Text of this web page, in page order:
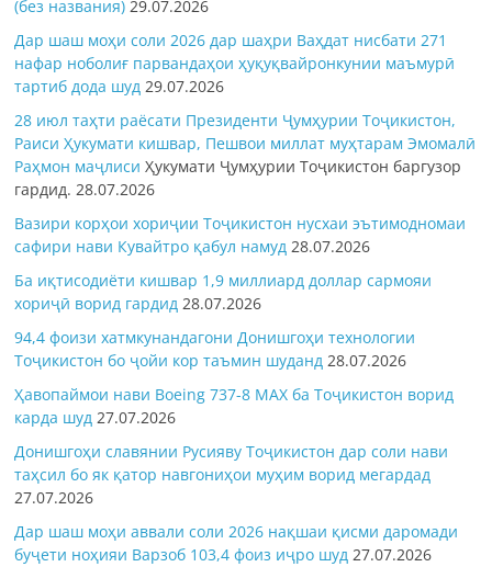
(без названия) 29.07.2026
Дар шаш моҳи соли 2026 дар шаҳри Ваҳдат нисбати 271
нафар ноболиғ парвандаҳои ҳуқуқвайронкунии маъмурӣ
тартиб дода шуд 29.07.2026
28 июл таҳти раёсати Президенти Ҷумҳурии Тоҷикистон,
Раиси Ҳукумати кишвар, Пешвои миллат муҳтарам Эмомалӣ
Раҳмон маҷлисиҲукумати Ҷумҳурии Тоҷикистон баргузор
гардид.28.07.2026
Вазири корҳои хориҷии Тоҷикистон нусхаи эътимодномаи
сафири нави Кувайтро қабул намуд 28.07.2026
Ба иқтисодиёти кишвар 1,9 миллиард доллар сармояи
хориҷӣ ворид гардид 28.07.2026
94,4 фоизи хатмкунандагони Донишгоҳи технологии
Тоҷикистон бо ҷойи кор таъмин шуданд 28.07.2026
Ҳавопаймои нави Boeing 737-8 MAX ба Тоҷикистон ворид
карда шуд 27.07.2026
Донишгоҳи славянии Русияву Тоҷикистон дар соли нави
таҳсил бо як қатор навгониҳои муҳим ворид мегардад
27.07.2026
Дар шаш моҳи аввали соли 2026 нақшаи қисми даромади
буҷети ноҳияи Варзоб 103,4 фоиз иҷро шуд 27.07.2026